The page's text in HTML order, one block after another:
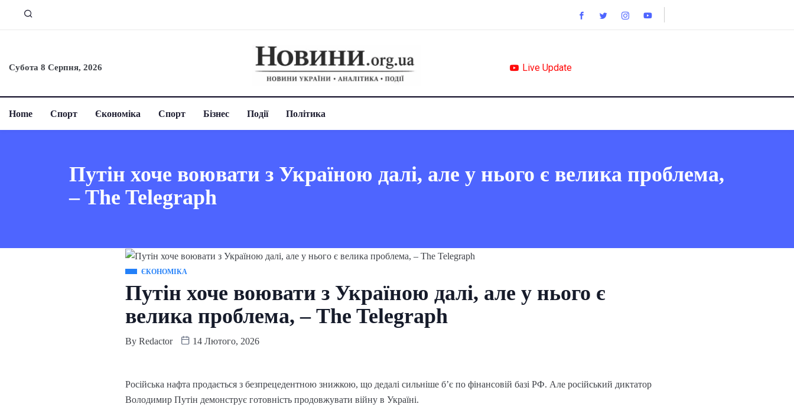
Субота 8 Серпня, 2026 Live Update
Home Спорт Єкономіка Спорт Бізнес Події Політика
Путін хоче воювати з Україною далі, але у нього є велика проблема,
– The Telegraph
ЄКОНОМІКА
Путін хоче воювати з Україною далі, але у нього є
велика проблема, – The Telegraph
By Redactor 14 Лютого, 2026
Російська нафта продається з безпрецедентною знижкою, що дедалі сильніше б’є по фінансовій базі РФ. Але російський диктатор
Володимир Путін демонструє готовність продовжувати війну в Україні.